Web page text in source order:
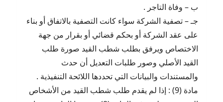
ب – وفاة التاجر .
جـ – تصفية الشركة سواء كانت التصفية بالاتفاق أو بناء
على عقد الشركة أو بحكم قضائي أو بقرار من جهة
الاختصاص ويرفق بطلب شطب القيد صورة طلب
القيد الأصلي وصور طلبات التعديل أن حدث
والمستندات والبيانات التي تحددها اللائحة التنفيذية .
مادة (9) : إذا لم يقدم طلب شطب القيد من الأشخاص